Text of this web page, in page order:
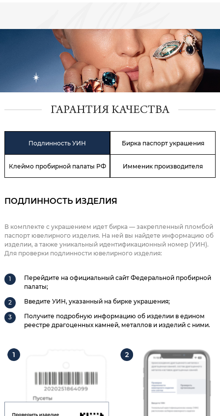
ГАРАНТИЯ КАЧЕСТВА
Подлинность УИН Бирка паспорт украшения
Клеймо пробирной палаты РФ Имменик производителя
ПОДЛИННОСТЬ ИЗДЕЛИЯ
В комплекте с украшением идет бирка — закрепленный пломбой
паспорт ювелирного изделия. На ней вы найдете информацию об
изделии, а также уникальный идентификационный номер (УИН).
Для проверки подлинности ювелирного изделия:
Перейдите на официальный сайт Федеральной пробирной
палаты;
Введите УИН, указанный на бирке украшения;
Получите подробную информацию об изделии в едином
реестре драгоценных камней, металлов и изделий с ними.